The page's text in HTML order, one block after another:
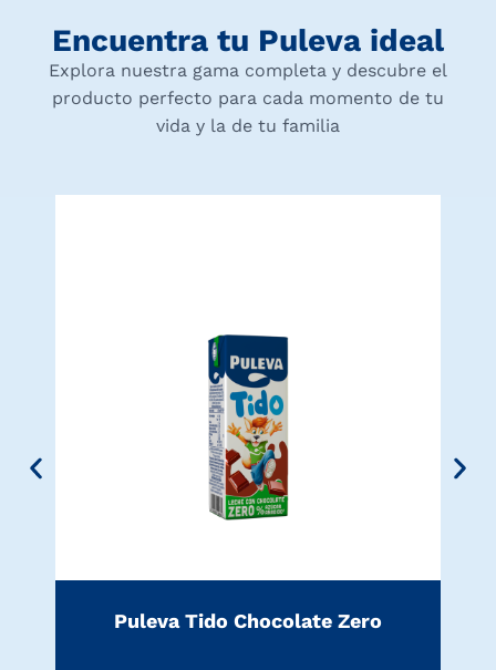
Encuentra tu Puleva ideal
Explora nuestra gama completa y descubre el
producto perfecto para cada momento de tu
vida y la de tu familia
Puleva Tido Chocolate Zero